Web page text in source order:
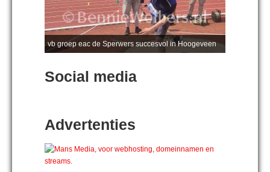
vb groep eac de Sperwers succesvol in Hoogeveen
Social media
Advertenties